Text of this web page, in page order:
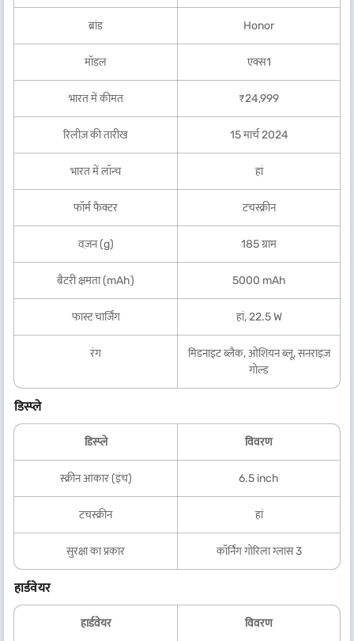
ब्रांड Honor
मॉडल एक्स1
भारत में कीमत ₹24,999
रिलीज़ की तारीख 15 मार्च 2024
भारत में लॉन्च हां
फॉर्म फैक्टर टचस्क्रीन
वज़न (g) 185 ग्राम
बैटरी क्षमता (mAh) 5000 mAh
फास्ट चार्जिंग हां, 22.5 W
रंग
मिडनाइट ब्लैक, ओशियन ब्लू, सनराइज़
गोल्ड
डिस्प्ले
डिस्प्ले विवरण
स्क्रीन आकार (इंच) 6.5 inch
टचस्क्रीन हां
सुरक्षा का प्रकार कॉर्निंग गोरिला ग्लास 3
हार्डवेयर
हार्डवेयर विवरण